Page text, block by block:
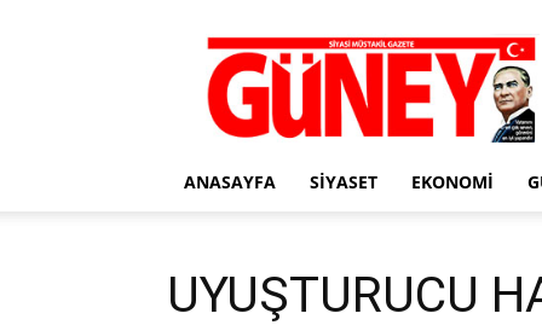
Gazete
Güney
ANASAYFA SIYASET EKONOMI
UYUŞTURUCU